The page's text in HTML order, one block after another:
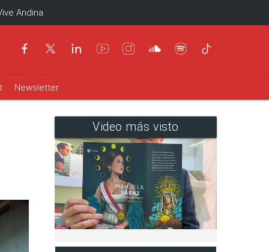
Andina
Newsletter
Video más visto